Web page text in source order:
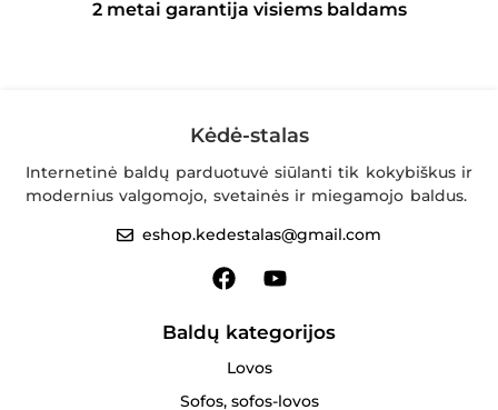
2 metai garantija visiems baldams
Kėdė-stalas
Internetinė baldų parduotuvė siūlanti tik kokybiškus ir
modernius valgomojo, svetainės ir miegamojo baldus.
eshop.kedestalas@gmail.com
Baldų kategorijos
Lovos
Sofos, sofos-lovos